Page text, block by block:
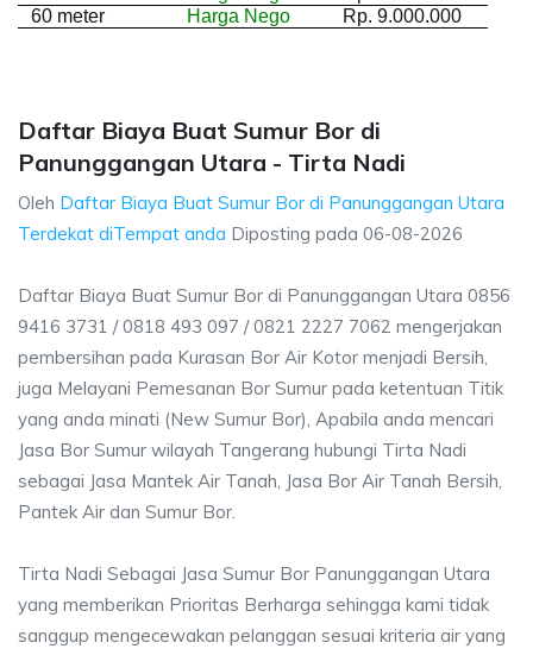
60 meter
Harga Nego Rp. 9.000.000
Daftar Biaya Buat Sumur Bor di
Panunggangan Utara - Tirta Nadi
Oleh Daftar Biaya Buat Sumur Bor di Panunggangan Utara
Terdekat diTempat anda Diposting pada 06-08-2026
Daftar Biaya Buat Sumur Bor di Panunggangan Utara 0856
9416 3731 / 0818 493 097 / 0821 2227 7062 mengerjakan
pembersihan pada Kurasan Bor Air Kotor menjadi Bersih,
juga Melayani Pemesanan Bor Sumur pada ketentuan Titik
yang anda minati (New Sumur Bor), Apabila anda mencari
Jasa Bor Sumur wilayah Tangerang hubungi Tirta Nadi
sebagai Jasa Mantek Air Tanah, Jasa Bor Air Tanah Bersih,
Pantek Air dan Sumur Bor.
Tirta Nadi Sebagai Jasa Sumur Bor Panunggangan Utara
yang memberikan Prioritas Berharga sehingga kami tidak
sanggup mengecewakan pelanggan sesuai kriteria air yang